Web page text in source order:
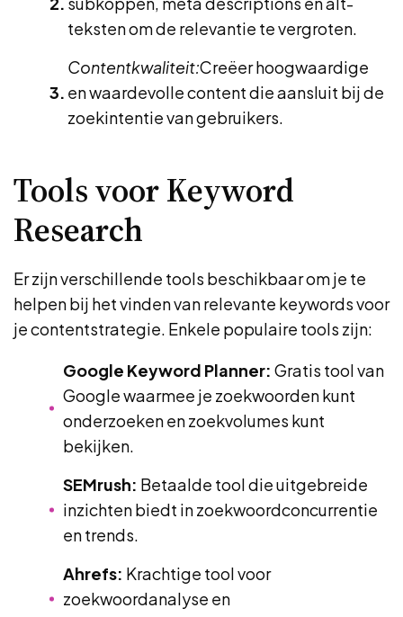
teksten om de relevantie te vergroten.
Contentkwaliteit:Creëer hoogwaardige
en waardevolle content die aansluit bij de
zoekintentie van gebruikers.
Tools voor Keyword
Research
Er zijn verschillende tools beschikbaar om je te
helpen bij het vinden van relevante keywords voor
je contentstrategie. Enkele populaire tools zijn:
Google Keyword Planner: Gratis tool van
Google waarmee je zoekwoorden kunt
onderzoeken en zoekvolumes kunt
bekijken.
SEMrush: Betaalde tool die uitgebreide
inzichten biedt in zoekwoordconcurrentie
en trends.
Ahrefs: Krachtige tool voor
zoekwoordanalyse en